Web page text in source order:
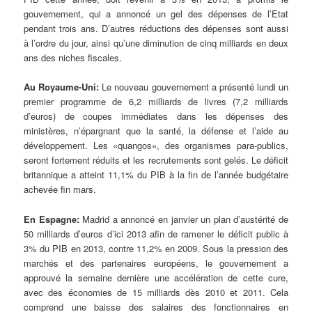
gouvernement, qui a annoncé un gel des dépenses de l’Etat
pendant trois ans. D’autres réductions des dépenses sont aussi
à l’ordre du jour, ainsi qu’une diminution de cinq milliards en deux
ans des niches fiscales.
Au Royaume-Uni: Le nouveau gouvernement a présenté lundi un
premier programme de 6,2 milliards de livres (7,2 milliards
d’euros) de coupes immédiates dans les dépenses des
ministères, n’épargnant que la santé, la défense et l’aide au
développement. Les «quangos», des organismes para-publics,
seront fortement réduits et les recrutements sont gelés. Le déficit
britannique a atteint 11,1% du PIB à la fin de l’année budgétaire
achevée fin mars.
En Espagne:Madrid a annoncé en janvier un plan d’austérité de
50 milliards d’euros d’ici 2013 afin de ramener le déficit public à
3% du PIB en 2013, contre 11,2% en 2009. Sous la pression des
marchés et des partenaires européens, le gouvernement a
approuvé la semaine dernière une accélération de cette cure,
avec des économies de 15 milliards dès 2010 et 2011. Cela
comprend une baisse des salaires des fonctionnaires en